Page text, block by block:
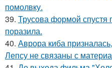
помолвку.
39. Трусова формой спустя
поразила.
40. Аврора киба
Лепсу не связаны с